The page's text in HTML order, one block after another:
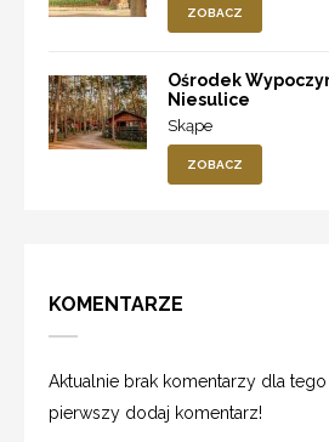
ZOBACZ
Ośrodek
Niesulice
Skąpe
ZOBACZ
KOMENTARZE
Aktualnie brak komentarzy dla
pierwszy dodaj komentarz!